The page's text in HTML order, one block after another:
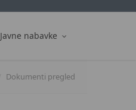
Javne nabavke
Dokumenti pregled